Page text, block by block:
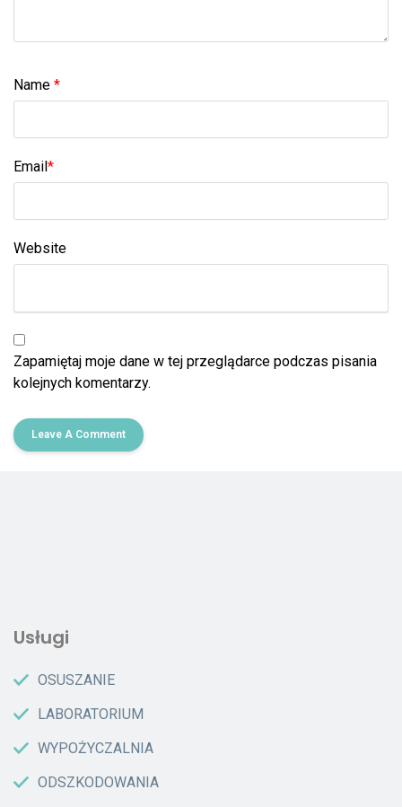
Name *
Email *
Website
Zapamiętaj moje dane w tej przeglądarce podczas pisania
kolejnych komentarzy.
Usługi
OSUSZANIE
LABORATORIUM
WYPOŻYCZALNIA
ODSZKODOWANIA